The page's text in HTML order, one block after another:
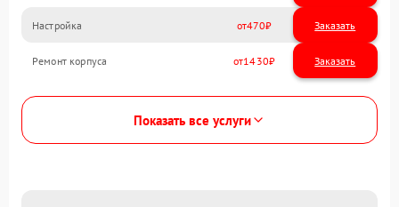
Настройка 470
Ремонт корпуса 1430
Показать все услуги